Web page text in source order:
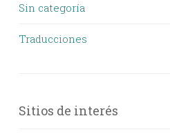
Sin categoría
Traducciones
Sitios de interés